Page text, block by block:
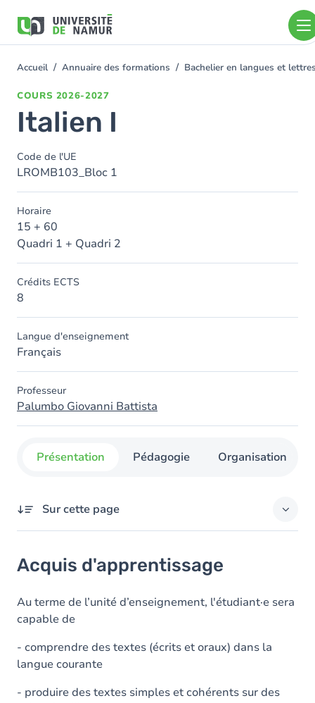
contenu
You
Accueil Annuaire des formations Bachelier en langues et
COURS 2026-2027
Italien I
Code de l'UE
LROMB103_Bloc 1
Horaire
15 + 60
Quadri 1 + Quadri 2
Crédits ECTS
8
Langue d'enseignement
Français
Professeur
Palumbo Giovanni Battista
Présentation Pédagogie Organisation
Sur cette page
Objectifs
Contenu
Acquis d'apprentissage
Au terme de l’unité d’enseignement, l'étudiant·e sera
capable de
- comprendre des textes (écrits et oraux) dans la
langue courante
- produire des textes simples et cohérents sur des